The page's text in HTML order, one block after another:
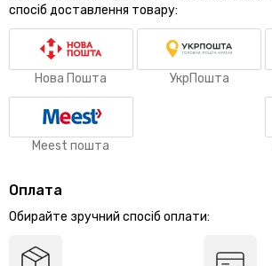
спосіб доставлення товару:
Нова Пошта УкрПошта
Meest пошта
Оплата
Обирайте зручний спосіб оплати: